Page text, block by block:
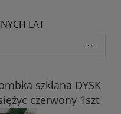
LAT
szklana DYSK
czerwony 1szt